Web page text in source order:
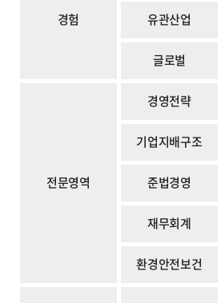
경험 유관산업
글로벌
전문영역
경영전략
기업지배구조
준법경영
재무회계
환경안전보건